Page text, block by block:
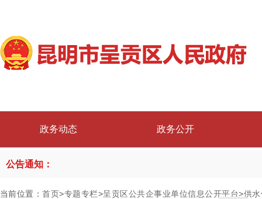
政务动态 政务公开
公告通知：
当前位置：首页>专题专栏>呈贡区公共企事业单位信息公开平台>供